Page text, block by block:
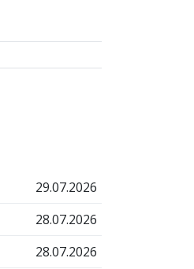
29.07.2026
28.07.2026
28.07.2026